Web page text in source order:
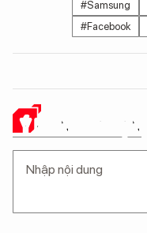
#Samsung
#Facebook
Ý KIẾN CỦA BẠN